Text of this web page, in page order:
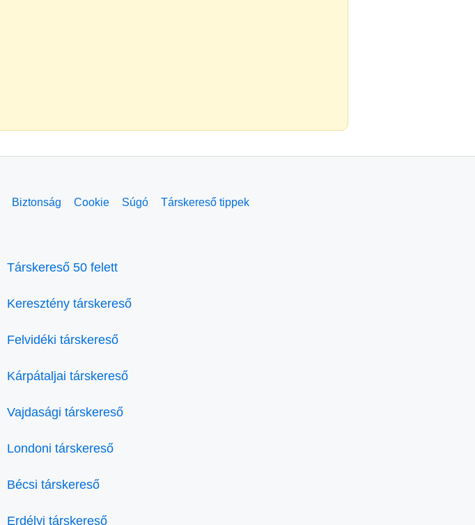
Biztonság Cookie Súgó Társkereső tippek
Társkereső 50 felett
Keresztény társkereső
Felvidéki társkereső
Kárpátaljai társkereső
Vajdasági társkereső
Londoni társkereső
Bécsi társkereső
Erdélyi társkereső